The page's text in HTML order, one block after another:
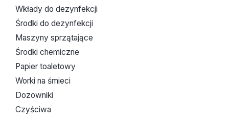
Wkłady do dezynfekcji
Środki do dezynfekcji
Maszyny sprzątające
Środki chemiczne
Papier toaletowy
Worki na śmieci
Dozowniki
Czyściwa